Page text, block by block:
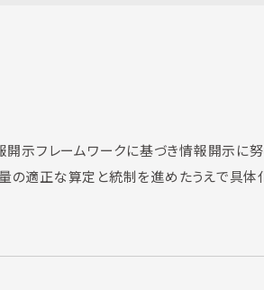
開示フレームワークに基づき情報開示に努
の適正な算定と統制を進めたうえで具体